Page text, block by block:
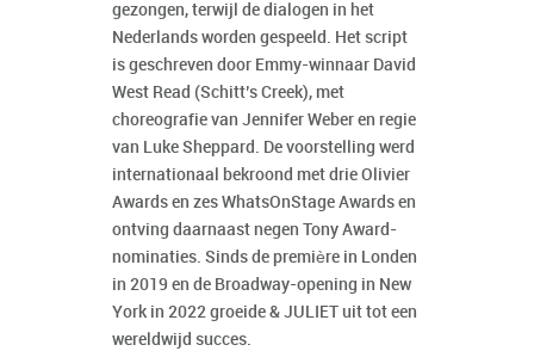
gezongen, terwijl de dialogen in het
Nederlands worden gespeeld. Het script
is geschreven door Emmy-winnaar David
West Read (Schitt’s Creek), met
choreografie van Jennifer Weber en regie
van Luke Sheppard. De voorstelling werd
internationaal bekroond met drie Olivier
Awards en zes WhatsOnStage Awards en
ontving daarnaast negen Tony Award-
nominaties. Sinds de première in Londen
in 2019 en de Broadway-opening in New
York in 2022 groeide & JULIET uit tot een
wereldwijd succes.